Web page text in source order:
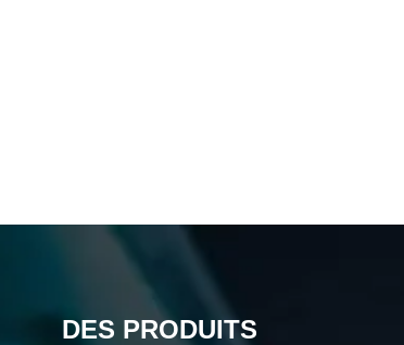
DES PRODUITS